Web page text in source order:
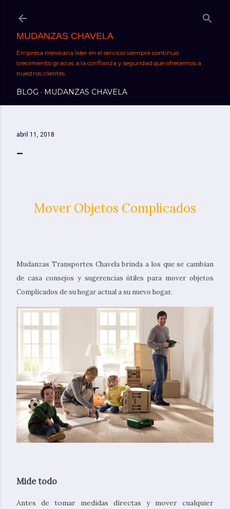
MUDANZAS CHAVELA
Empresa mexicana líder en el servicio siempre continuo
crecimiento gracias a la confianza y seguridad que ofrecemos a
nuestros clientes.
BLOG MUDANZAS CHAVELA
abril 11, 2018
Mover Objetos Complicados
Mudanzas Transportes Chavela brinda a los que se cambian
de casa consejos y sugerencias útiles para mover objetos
Complicados de su hogar actual a su nuevo hogar.
Mide todo
Antes de tomar medidas directas y mover cualquier